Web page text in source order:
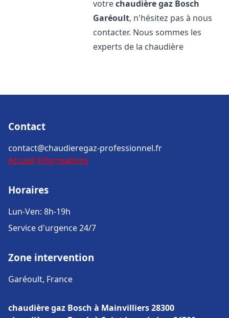
votrechaudière gaz Bosch
Garéoult, n'hésitez pas à nous
contacter. Nous sommes les
experts de la chaudière
Contact
contact@chaudieregaz-professionnel.fr
Accueil Informations
Horaires
Lun-Ven: 8h-19h
Service d'urgence 24/7
Zone intervention
Garéoult, France
chaudière gaz Bosch à Mainvilliers 28300